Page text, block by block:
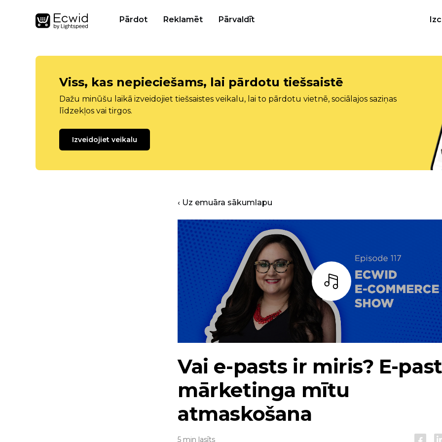
Pārdot Reklamēt Pārvaldīt
Viss, kas nepieciešams, lai pārdotu tiešsaistē
Dažu minūšu laikā izveidojiet tiešsaistes veikalu, lai to pārdotu vietnē, sociālajos saziņas
līdzekļos vai tirgos.
Izveidojiet veikalu
‹ Uz emuāra sākumlapu
Bārs
Vai e-pasts ir miris? E-
mārketinga mītu
atmaskošana
5 min lasīts